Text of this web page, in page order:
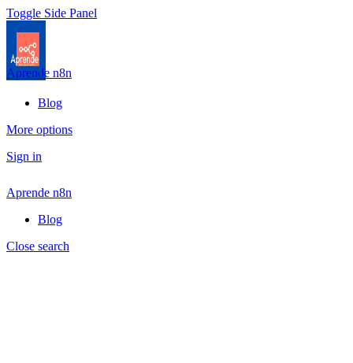
Toggle Side Panel
Blog
More options
Sign in
Aprende n8n
Aprende n8n
Blog
Close search